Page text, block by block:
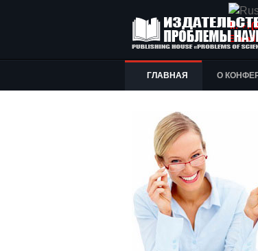
Т.:
E-
ГЛАВНАЯ О